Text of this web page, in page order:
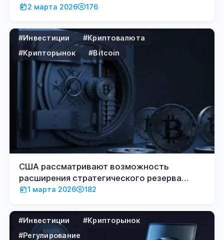
2 марта 2026 176
#Инвестиции
#Криптовалюта
#Крипторынок
#Bitcoin
1 марта 2026 182
США рассматривают возможность
расширения стратегического резерва
Bitcoin
#Инвестиции
#Крипторынок
#Регулирование